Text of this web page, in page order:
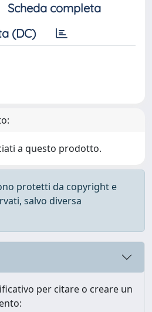
Scheda completa
(DC)
a questo prodotto.
protetti da copyright e
salvo diversa
per citare o creare un